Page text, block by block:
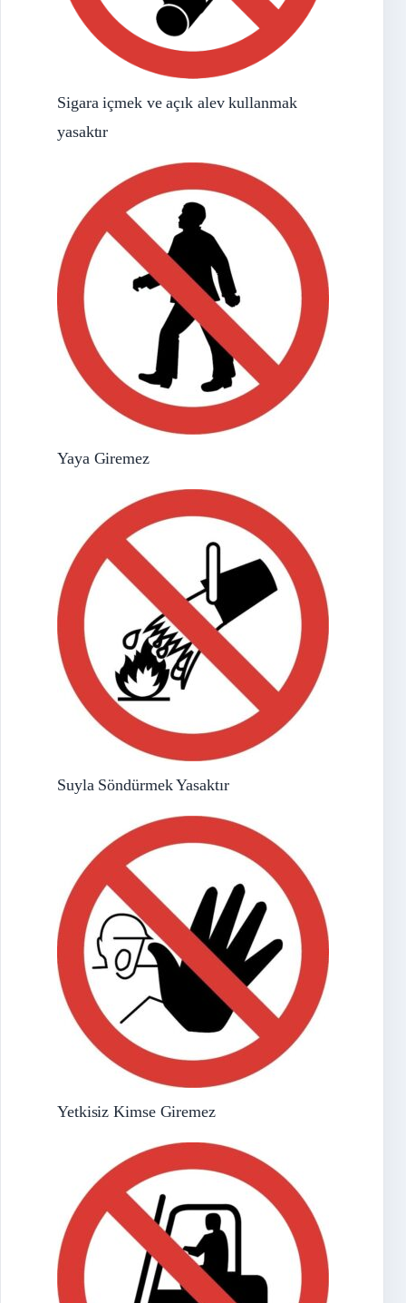
Sigara içmek ve açık alev kullanmak
yasaktır
Yaya Giremez
Suyla Söndürmek Yasaktır
Yetkisiz Kimse Giremez